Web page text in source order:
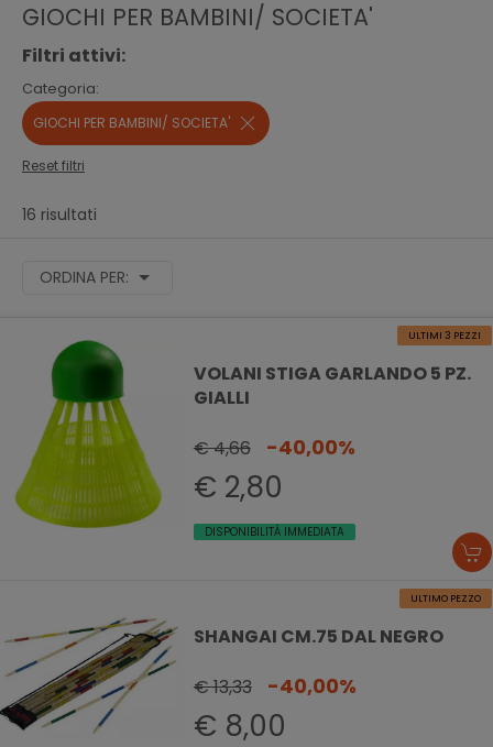
GIOCHI PER BAMBINI/ SOCIETA'
Filtri attivi:
Categoria:
GIOCHI PER BAMBINI/ SOCIETA'
Reset filtri
16 risultati
ORDINA PER:
ULTIMI 3 PEZZI
VOLANI STIGA GARLANDO 5 PZ.
GIALLI
€ 4,66
-40,00%
€ 2,80
DISPONIBILITÀ IMMEDIATA
ULTIMO PEZZO
SHANGAI CM.75 DAL NEGRO
€ 13,33
-40,00%
€ 8,00